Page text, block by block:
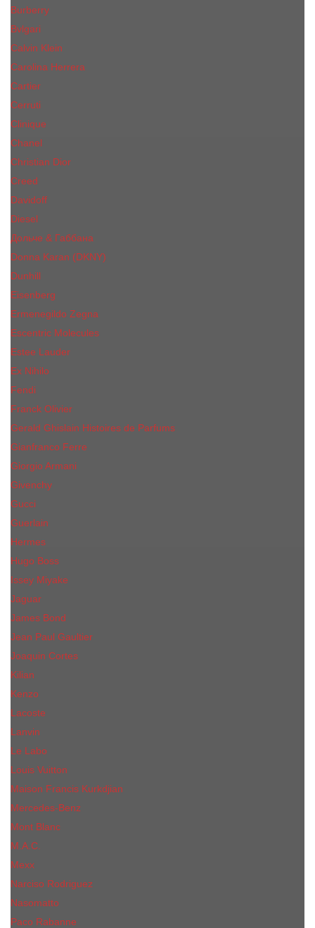
Burberry
Bvlgari
Calvin Klein
Carolina Herrera
Cartier
Cerruti
Сliniquе
Chanel
Christian Dior
Creed
Davidoff
Diesel
Дольче & Габбана
Donna Karan (DKNY)
Dunhill
Eisenberg
Ermenegildo Zegna
Escentric Molecules
Еsteе Lаudеr
Ex Nihilo
Fendi
Franck Olivier
Gerald Ghislain Histoires de Parfums
Gianfranco Ferre
Giorgio Armani
Givenchy
Gucci
Guerlain
Hermes
Hugo Boss
Issey Miyake
Jaguar
James Bond
Jean Paul Gaultier
Joaquin Сortes
Kilian
Kenzo
Lacoste
Lanvin
Le Labo
Louis Vuitton
Maison Francis Kurkdjian
Mercedes-Benz
Mont Blanc
M.А.C.
Mexx
Narciso Rodriguez
Nasomatto
Paco Rabanne